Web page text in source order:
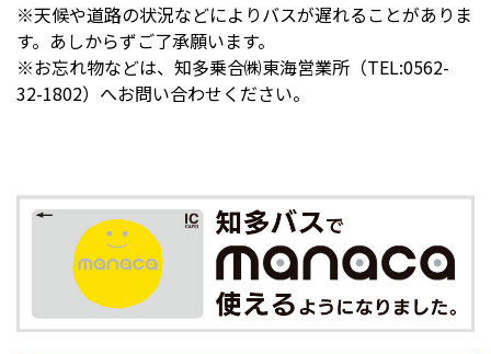
※天候や道路の状況などによりバスが遅れることがありま
す。あしからずご了承願います。
※お忘れ物などは、知多乗合㈱東海営業所（TEL:0562-
32-1802）へお問い合わせください。